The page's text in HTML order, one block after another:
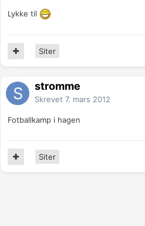
Lykke til
Siter
stromme
Skrevet 7. mars 2012
Fotballkamp i hagen
Siter